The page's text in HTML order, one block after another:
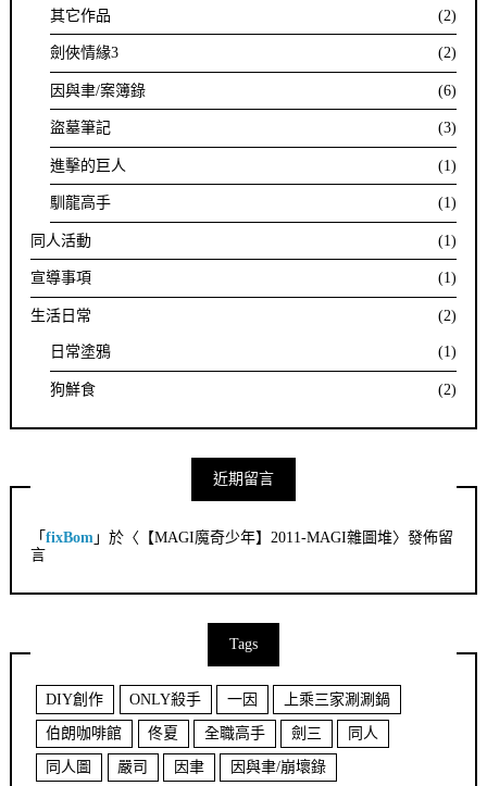
其它作品 (2)
劍俠情緣3 (2)
因與聿/案簿錄 (6)
盜墓筆記 (3)
進擊的巨人 (1)
馴龍高手 (1)
同人活動 (1)
宣導事項 (1)
生活日常 (2)
日常塗鴉 (1)
狗鮮食 (2)
近期留言
「fixBom 」於〈 【MAGI魔奇少年】2011-MAGI雜圖堆〉發佈留
言
Tags
DIY創作 ONLY殺手 一因 上乘三家涮涮鍋
伯朗咖啡館 佟夏 全職高手 劍三 同人
同人圖 嚴司 因聿 因與聿/崩壞錄